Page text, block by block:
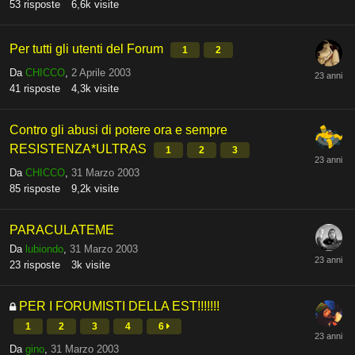
53 risposte 6,6k visite
Per tutti gli utenti del Forum 1 2
Da CHICCO 2 Aprile 2003
41 risposte 4,3k visite
Contro gli abusi di potere ora e sempre
RESISTENZA*ULTRAS
1 2 3
Da CHICCO 31 Marzo 2003
85 risposte 9,2k visite
PARACULATEME
Da lubiondo 31 Marzo 2003
23 risposte 3k visite
PER I FORUMISTI DELLA EST!!!!!!!
1 2 3 4 6
Da gino 31 Marzo 2003